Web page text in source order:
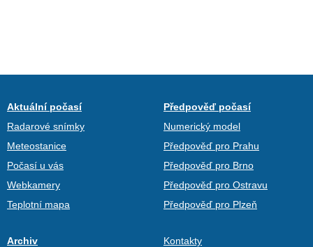
Aktuální počasí
Radarové snímky
Meteostanice
Počasí u vás
Webkamery
Teplotní mapa
Předpověď počasí
Numerický model
Předpověď pro Prahu
Předpověď pro Brno
Předpověď pro Ostravu
Předpověď pro Plzeň
Archiv Kontakty